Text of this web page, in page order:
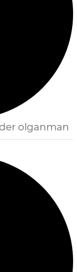
olganman